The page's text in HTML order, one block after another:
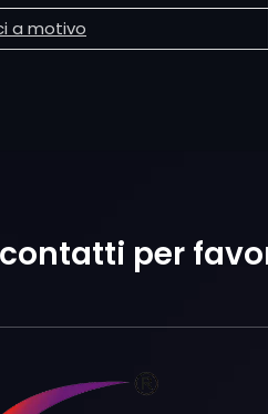
a motivo
per